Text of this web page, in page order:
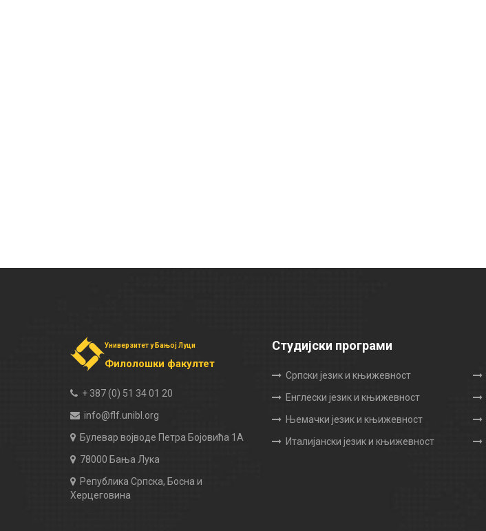
Универзитет у Бањој Луци
Филолошки факултет
+ 387 (0) 51 34 01 20
info@flf.unibl.org
Булевар војводе Петра Бојовића 1А
78000 Бања Лука
Република Српска, Босна и
Херцеговина
Студијски програми
Српски језик и књижевност
Енглески језик и књижевност
Њемачки језик и књижевност
Италијански језик и књижевност